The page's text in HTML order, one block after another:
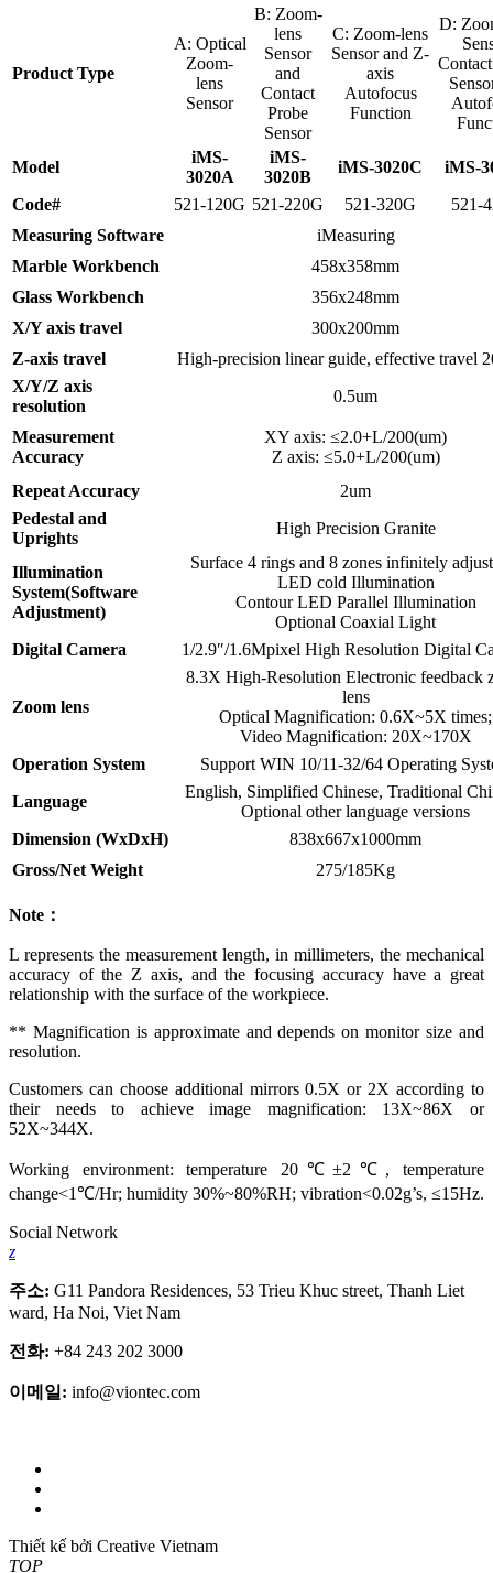
Product Type
A: Optical
Zoom-
lens
Sensor
B: Zoom-
lens
Sensor
and
Contact
Probe
Sensor
C: Zoom-lens
Sensor and Z-
axis
Autofocus
Function
D:
Model
iMS-
3020A
iMS-
3020B
iMS-3020C
iMS-
Code#
521-120G 521-220G 521-320G
521-
Measuring Software
iMeasuring
Marble Workbench
458x358mm
Glass Workbench
356x248mm
X/Y axis travel
300x200mm
Z-axis travel
High-precision linear guide, effective travel
X/Y/Z axis
resolution
0.5um
Measurement
Accuracy
XY axis: ≤2.0+L/200(um)
Z axis: ≤5.0+L/200(um)
Repeat Accuracy
2um
Pedestal and
Uprights
High Precision Granite
Illumination
System(Software
Adjustment)
Surface 4 rings and 8 zones infinitely
LED cold Illumination
Contour LED Parallel Illumination
Optional Coaxial Light
Digital Camera
1/2.9″/1.6Mpixel High Resolution Digital
Zoom lens
8.3X High-Resolution Electronic feedback
lens
Optical Magnification: 0.6X~5X times;
Video Magnification: 20X~170X
Operation System
Support WIN 10/11-32/64 Operating
Language
English, Simplified Chinese, Traditional
Optional other language versions
Dimension (WxDxH)
838x667x1000mm
Gross/Net Weight
275/185Kg
Note：
L represents the measurement length, in millimeters, the mechanical
accuracy of the Z axis, and the focusing accuracy have a great
relationship with the surface of the workpiece.
** Magnification is approximate and depends on monitor size and
resolution.
Customers can choose additional mirrors 0.5X or 2X according to
their needs to achieve image magnification: 13X~86X or
52X~344X.
Working environment: temperature 20℃±2℃, temperature
change<1℃/Hr; humidity 30%~80%RH; vibration<0.02g’s, ≤15Hz.
Social Network
z
주소: G11 Pandora Residences, 53 Trieu Khuc street, Thanh Liet
ward, Ha Noi, Viet Nam
전화: +84 243 202 3000
이메일: info@viontec.com
Thiết kế bởi Creative Vietnam
TOP